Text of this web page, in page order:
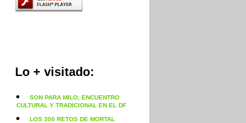
Lo + visitado:
SON PARA MILO, ENCUENTRO
CULTURAL Y TRADICIONAL EN EL DF
LOS 300 RETOS DE MORTAL